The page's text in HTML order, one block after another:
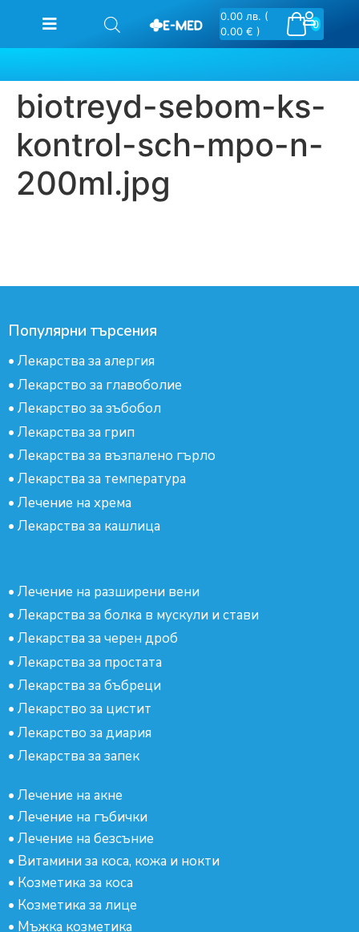
0
0.00 лв. (
0.00 € )
biotreyd-sebom-ks-
kontrol-sch-mpo-n-
200ml.jpg
Популярни търсения
• Лекарства за алергия
• Лекарство за главоболие
• Лекарство за зъбобол
• Лекарства за грип
• Лекарства за възпалено гърло
• Лекарства за температура
• Лечение на хрема
• Лекарства за кашлица
• Лечение на разширени вени
• Лекарства за болка в мускули и стави
• Лекарства за черен дроб
• Лекарства за простата
• Лекарства за бъбреци
• Лекарство за цистит
• Лекарство за диария
• Лекарства за запек
• Лечение на акне
• Лечение на гъбички
• Лечение на безсъние
• Витамини за коса, кожа и нокти
• Козметика за коса
• Козметика за лице
• Мъжка козметика